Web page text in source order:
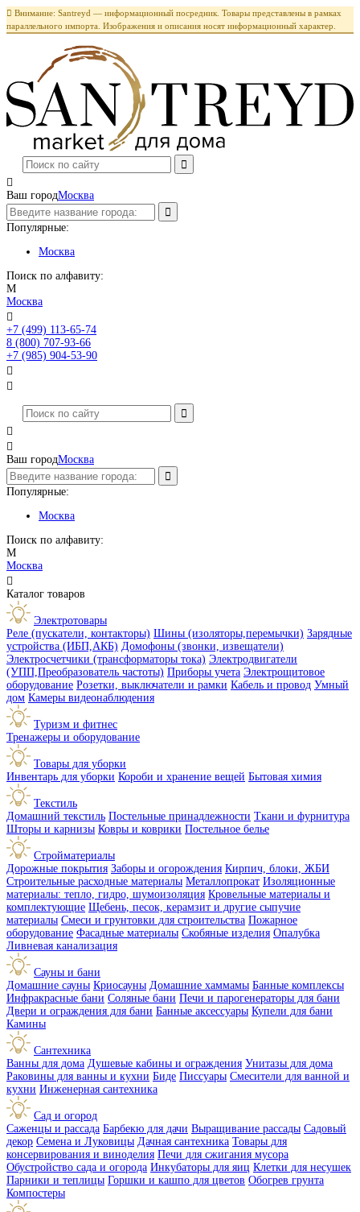
 Внимание: Santreyd — информационный посредник. Товары представлены в рамках
параллельного импорта. Изображения и описания носят информационный характер.

Ваш городМосква
Популярные:
Москва
Поиск по алфавиту:
М
Москва

+7 (499) 113-65-74
8 (800) 707-93-66
+7 (985) 904-53-90




Ваш городМосква
Популярные:
Москва
Поиск по алфавиту:
М
Москва

Каталог товаров
Электротовары
Реле (пускатели, контакторы) Шины (изоляторы,перемычки) Зарядные
устройства (ИБП,АКБ) Домофоны (звонки, извещатели)
Электросчетчики (трансформаторы тока) Электродвигатели
(УПП,Преобразователь частоты) Приборы учета Электрощитовое
оборудование Розетки, выключатели и рамки Кабель и провод Умный
дом Камеры видеонаблюдения
Туризм и фитнес
Тренажеры и оборудование
Товары для уборки
Инвентарь для уборки Короби и хранение вещей Бытовая химия
Текстиль
Домашний текстиль Постельные принадлежности Ткани и фурнитура
Шторы и карнизы Ковры и коврики Постельное белье
Стройматериалы
Дорожные покрытия Заборы и огорождения Кирпич, блоки, ЖБИ
Строительные расходные материалы Металлопрокат Изоляционные
материалы: тепло, гидро, шумоизоляция Кровельные материалы и
комплектующие Щебень, песок, керамзит и другие сыпучие
материалы Смеси и грунтовки для строительства Пожарное
оборудование Фасадные материалы Скобяные изделия Опалубка
Ливневая канализация
Сауны и бани
Домашние сауны Криосауны Домашние хаммамы Банные комплексы
Инфракрасные бани Соляные бани Печи и парогенераторы для бани
Двери и ограждения для бани Банные аксессуары Купели для бани
Камины
Сантехника
Ванны для дома Душевые кабины и ограждения Унитазы для дома
Раковины для ванны и кухни Биде Писсуары Смесители для ванной и
кухни Инженерная сантехника
Сад и огород
Саженцы и рассада Барбекю для дачи Выращивание рассады Садовый
декор Семена и Луковицы Дачная сантехника Товары для
консервирования и виноделия Печи для сжигания мусора
Обустройство сада и огорода Инкубаторы для яиц Клетки для несушек
Парники и теплицы Горшки и кашпо для цветов Обогрев грунта
Компостеры